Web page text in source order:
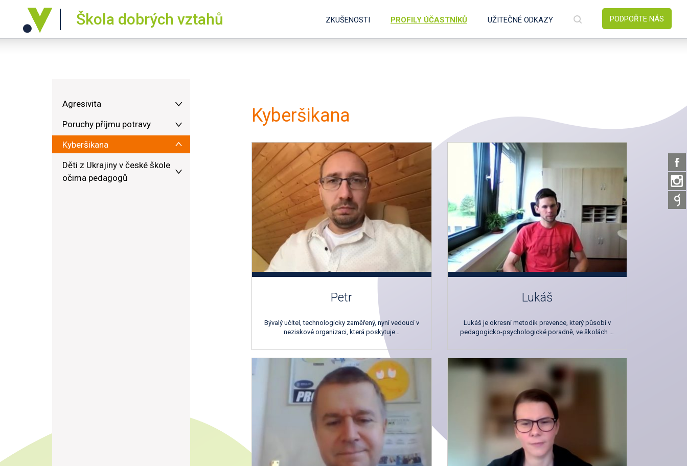
Škola dobrých vztahů PODPOŘTE NÁS
ZKUŠENOSTI PROFILY ÚČASTNÍKŮ UŽITEČNÉ ODKAZY
Agresivita
Poruchy příjmu potravy
Kyberšikana
Děti z Ukrajiny v české škole
očima pedagogů
Kyberšikana
Petr
Bývalý učitel, technologicky zaměřený, nyní vedoucí v
neziskové organizaci, která poskytuje…
Lukáš
Lukáš je okresní metodik prevence, který působí v
pedagogicko-psychologické poradně, ve školách …